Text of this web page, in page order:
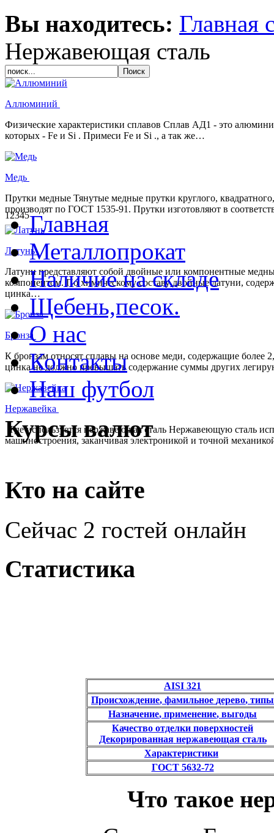
Вы находитесь: Главная
Нержавеющая сталь
Аллюминий
Физические характеристики сплавов Сплав АД1 - это
которых - Fe и Si . Примеси Fe и Si ., а так же…
Медь
Прутки медные Тянутые медные прутки круглого,
производят по ГОСТ 1535-91. Прутки изготовляют в
Латунь
Латуни представляют собой двойные или компонентные
компонентом. По химическому составу двойные латуни,
цинка…
Бронза
К бронзам относят сплавы на основе меди, содержащие
цинка не должно превышать содержание суммы других
Нержавейка
Где используется нержавеющая сталь Нержавеющую сталь
машиностроения, заканчивая электроникой и точной
12345Главная
Металлопрокат
Наличие на складе
Щебень,песок.
О нас
Контакты
Наш футбол
Курсы валют
Кто на сайте
Сейчас 2 гостей онлайн
Статистика
AISI 321
Происхождение, фамильное дерево, типы
Назначение, применение, выгоды
Качество отделки поверхностей
Декорированная нержавеющая сталь
Характеристики
ГОСТ5632-72
Что такое